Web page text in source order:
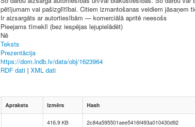
pētījumam vai pašizglītībai. Citiem izmantošanas veidiem jāsaņem
Ir aizsargāts ar autortiesībām — komerciālā apritē neesošs
Pieejams tīmeklī (bez iespējas lejupielādēt)
Nē
Teksts
Prezentācija
https://dom.lndb.lv/data/obj/1623964
RDF dati | XML dati
Apraksts Izmērs Hash
416.9 KB 2c84a595501aee5416f493a010430d92